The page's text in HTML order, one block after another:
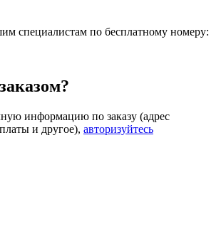
специалистам по бесплатному номеру:
информацию по заказу (адрес
и другое), авторизуйтесь